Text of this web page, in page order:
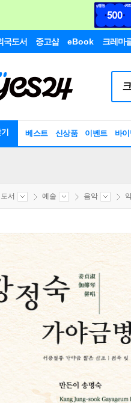
국도서 중고샵 eBook 크레마
베스트 신상품 이벤트 바이
서 예술 음악